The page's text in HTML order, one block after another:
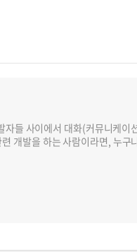
들 사이에서 대화(커뮤니케이
개발을 하는 사람이라면, 누구